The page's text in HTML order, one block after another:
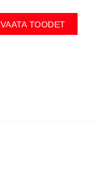
VAATA TOODET